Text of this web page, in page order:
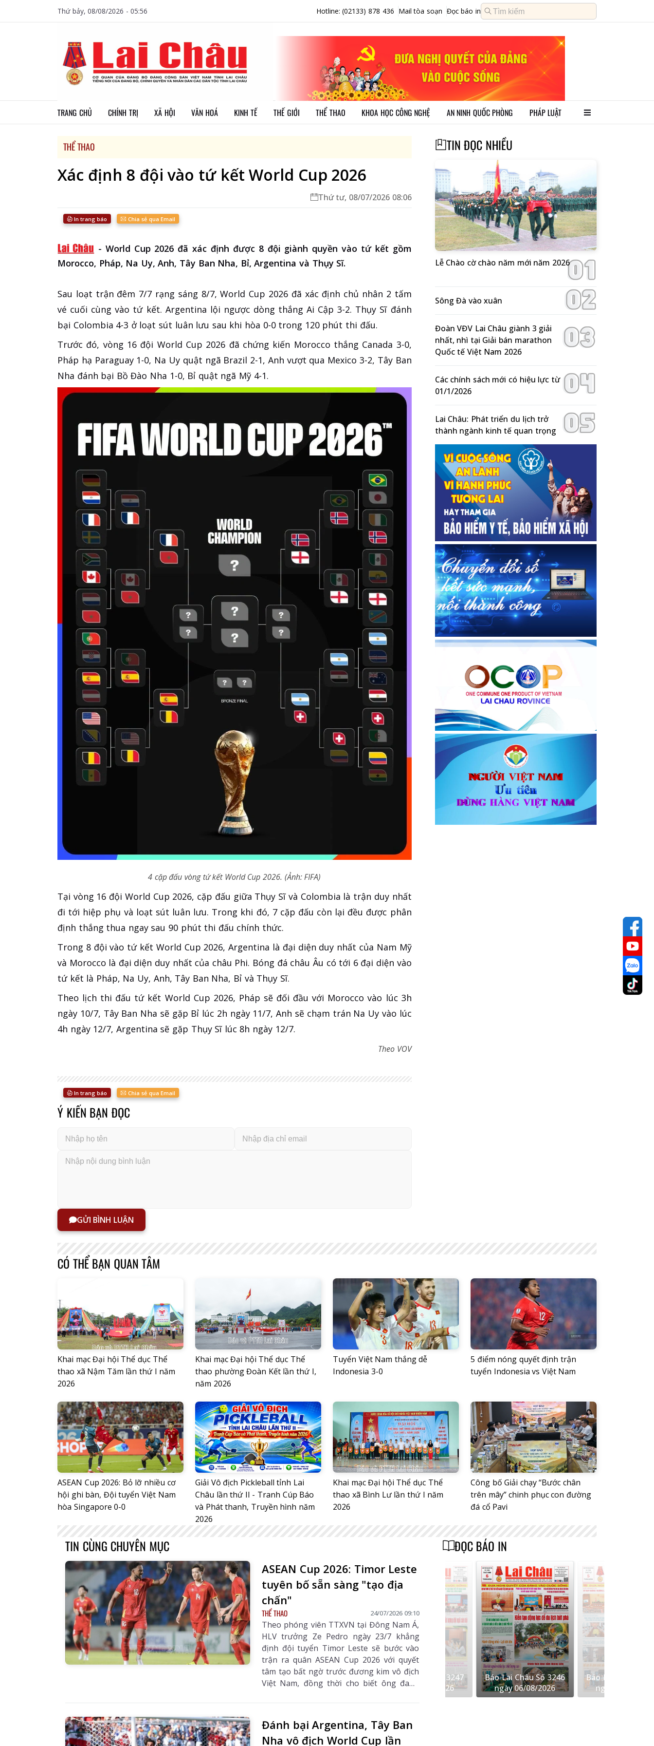
Thứ bảy, 08/08/2026 - 05:56 Hotline: (02133) 878 436 Mail tòa soạn Đọc báo in
TRANG CHỦ CHÍNH TRỊ XÃ HỘI VĂN HOÁ KINH TẾ THẾ GIỚI THỂ THAO KHOA HỌC CÔNG NGHỆ AN NINH QUỐC PHÒNG PHÁP LUẬT
THỂ THAO
Xác định 8 đội vào tứ kết World Cup 2026
Thứ tư, 08/07/2026 08:06
In trang báo Chia sẻ qua Email
- World Cup 2026 đã xác định được 8 đội giành quyền vào tứ kết gồm
Morocco, Pháp, Na Uy, Anh, Tây Ban Nha, Bỉ, Argentina và Thụy Sĩ.
Sau loạt trận đêm 7/7 rạng sáng 8/7, World Cup 2026 đã xác định chủ nhân 2 tấm
vé cuối cùng vào tứ kết. Argentina lội ngược dòng thắng Ai Cập 3-2. Thụy Sĩ đánh
bại Colombia 4-3 ở loạt sút luân lưu sau khi hòa 0-0 trong 120 phút thi đấu.
Trước đó, vòng 16 đội World Cup 2026 đã chứng kiến Morocco thắng Canada 3-0,
Pháp hạ Paraguay 1-0, Na Uy quật ngã Brazil 2-1, Anh vượt qua Mexico 3-2, Tây Ban
Nha đánh bại Bồ Đào Nha 1-0, Bỉ quật ngã Mỹ 4-1.
4 cặp đấu vòng tứ kết World Cup 2026. (Ảnh: FIFA)
Tại vòng 16 đội World Cup 2026, cặp đấu giữa Thụy Sĩ và Colombia là trận duy nhất
đi tới hiệp phụ và loạt sút luân lưu. Trong khi đó, 7 cặp đấu còn lại đều được phân
định thắng thua ngay sau 90 phút thi đấu chính thức.
Trong 8 đội vào tứ kết World Cup 2026, Argentina là đại diện duy nhất của Nam Mỹ
và Morocco là đại diện duy nhất của châu Phi. Bóng đá châu Âu có tới 6 đại diện vào
tứ kết là Pháp, Na Uy, Anh, Tây Ban Nha, Bỉ và Thụy Sĩ.
Theo lịch thi đấu tứ kết World Cup 2026, Pháp sẽ đối đầu với Morocco vào lúc 3h
ngày 10/7, Tây Ban Nha sẽ gặp Bỉ lúc 2h ngày 11/7, Anh sẽ chạm trán Na Uy vào lúc
4h ngày 12/7, Argentina sẽ gặp Thụy Sĩ lúc 8h ngày 12/7.
Theo VOV
In trang báo Chia sẻ qua Email
Ý KIẾN BẠN ĐỌC
GỬI BÌNH LUẬN
TIN ĐỌC NHIỀU
Lễ Chào cờ chào năm mới năm 2026
Sông Đà vào xuân
Đoàn VĐV Lai Châu giành 3 giải
nhất, nhì tại Giải bán marathon
Quốc tế Việt Nam 2026
Các chính sách mới có hiệu lực từ
01/1/2026
Lai Châu: Phát triển du lịch trở
thành ngành kinh tế quan trọng
CÓ THỂ BẠN QUAN TÂM
Khai mạc Đại hội Thể dục Thể
thao xã Nậm Tăm lần thứ I năm
2026
Khai mạc Đại hội Thể dục Thể
thao phường Đoàn Kết lần thứ I,
năm 2026
Tuyển Việt Nam thắng dễ
Indonesia 3-0
5 điểm nóng quyết định trận
tuyển Indonesia vs Việt Nam
ASEAN Cup 2026: Bỏ lỡ nhiều cơ
hội ghi bàn, Đội tuyển Việt Nam
hòa Singapore 0-0
Giải Vô địch Pickleball tỉnh Lai
Châu lần thứ II - Tranh Cúp Báo
và Phát thanh, Truyền hình năm
2026
Khai mạc Đại hội Thể dục Thể
thao xã Bình Lư lần thứ I năm
2026
Công bố Giải chạy “Bước chân
trên mây” chinh phục con đường
đá cổ Pavi
TIN CÙNG CHUYÊN MỤC
ASEAN Cup 2026: Timor Leste
tuyên bố sẵn sàng "tạo địa
chấn"
THỂ THAO 24/07/2026 09:10
Theo phóng viên TTXVN tại Đông Nam Á,
HLV trưởng Ze Pedro ngày 23/7 khẳng
định đội tuyển Timor Leste sẽ bước vào
trận ra quân ASEAN Cup 2026 với quyết
tâm tạo bất ngờ trước đương kim vô địch
Việt Nam, đồng thời cho biết ông đang
bóng lấy cảm hứng từ đội tuyển Tây Ban
Cup 2026.
Đánh bại Argentina, Tây Ban
Nha vô địch World Cup lần
ĐỌC BÁO IN
Báo Lai Châu Số 3240
ngày 27/07/2026
Báo Lai Châu Số 3247
ngày 07/08/2026
Báo Lai Châu Số 3246
ngày 06/08/2026
Báo Lai Châu Số
ngày 05/08/